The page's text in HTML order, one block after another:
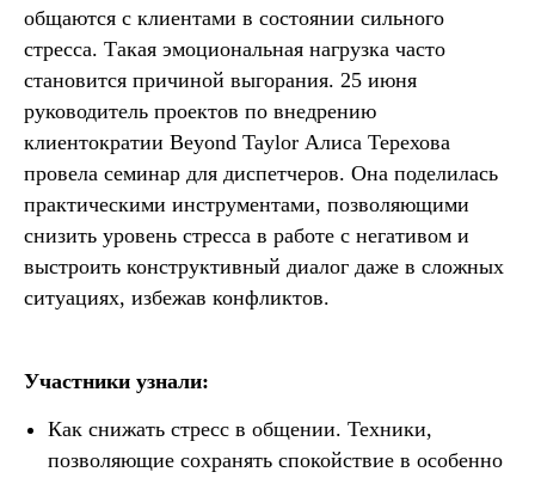
общаются с клиентами в состоянии сильного
стресса. Такая эмоциональная нагрузка часто
становится причиной выгорания. 25 июня
руководитель проектов по внедрению
клиентократии Beyond Taylor Алиса Терехова
провела семинар для диспетчеров. Она поделилась
практическими инструментами, позволяющими
снизить уровень стресса в работе с негативом и
выстроить конструктивный диалог даже в сложных
ситуациях, избежав конфликтов.
Участники узнали:
Как снижать стресс в общении. Техники,
позволяющие сохранять спокойствие в особенно